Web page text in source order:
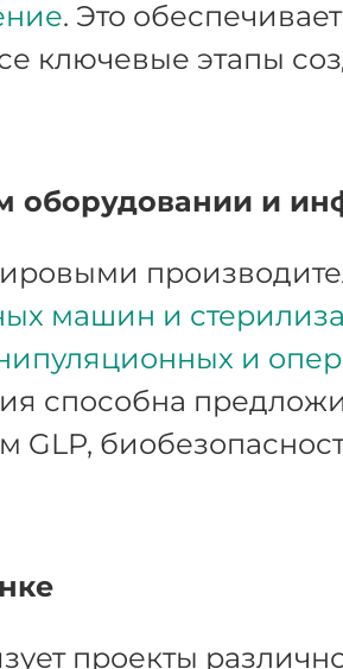
. Это
ключевые этапы
оборудовании и
машин и
и
способна
GLP,
проекты